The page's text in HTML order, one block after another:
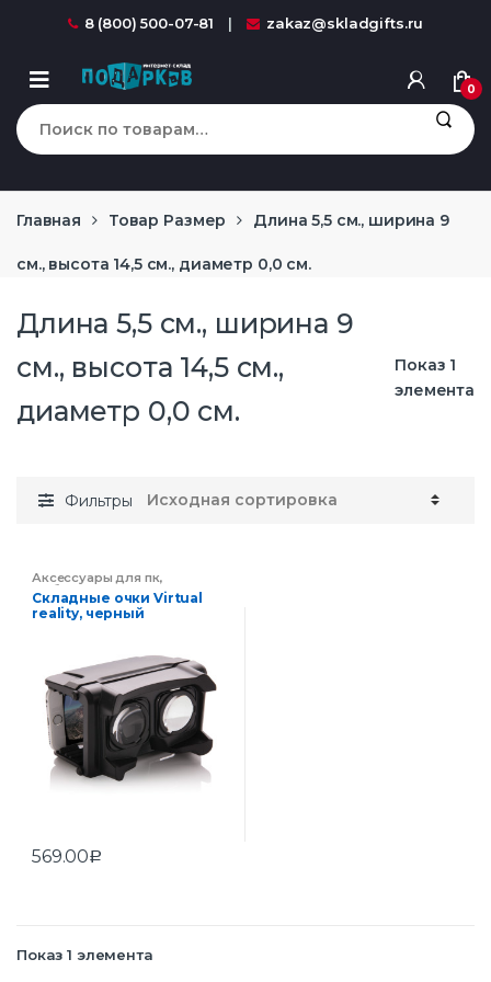
8 (800) 500-07-81 zakaz@skladgifts.ru
0
Искать:
Главная Товар Размер Длина 5,5 см., ширина 9
см., высота 14,5 см., диаметр 0,0 см.
Длина 5,5 см., ширина 9
см., высота 14,5 см.,
диаметр 0,0 см.
Показ 1
элемента
Фильтры
Аксессуары для пк,
Мобильные аксессуары
Электроника
Складные очки Virtual
reality, черный
569.00Р
Показ 1 элемента